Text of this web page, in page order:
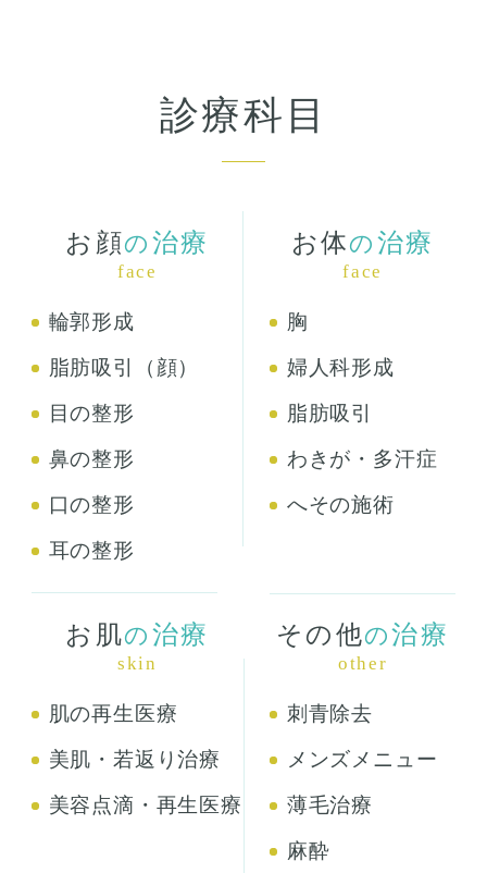
診療科目
お顔の 治療
face
輪郭形成
脂肪吸引（顔）
目の整形
鼻の整形
口の整形
耳の整形
お体の 治療
face
胸
婦人科形成
脂肪吸引
わきが・多汗症
へその施術
お肌の 治療
skin
肌の再生医療
美肌・若返り治療
美容点滴・再生医療
その他の治療
other
刺青除去
メンズメニュー
薄毛治療
麻酔